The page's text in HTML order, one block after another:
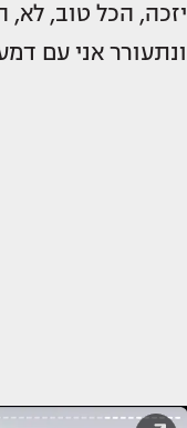
יזכה, הכל טוב, לא,
ונתעורר אני עם